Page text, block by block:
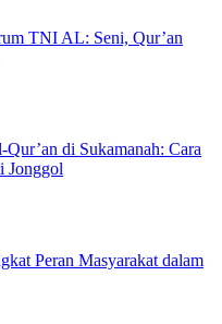
TNI AL: Seni, Qur’an
di Sukamanah: Cara
Jonggol
Peran Masyarakat dalam